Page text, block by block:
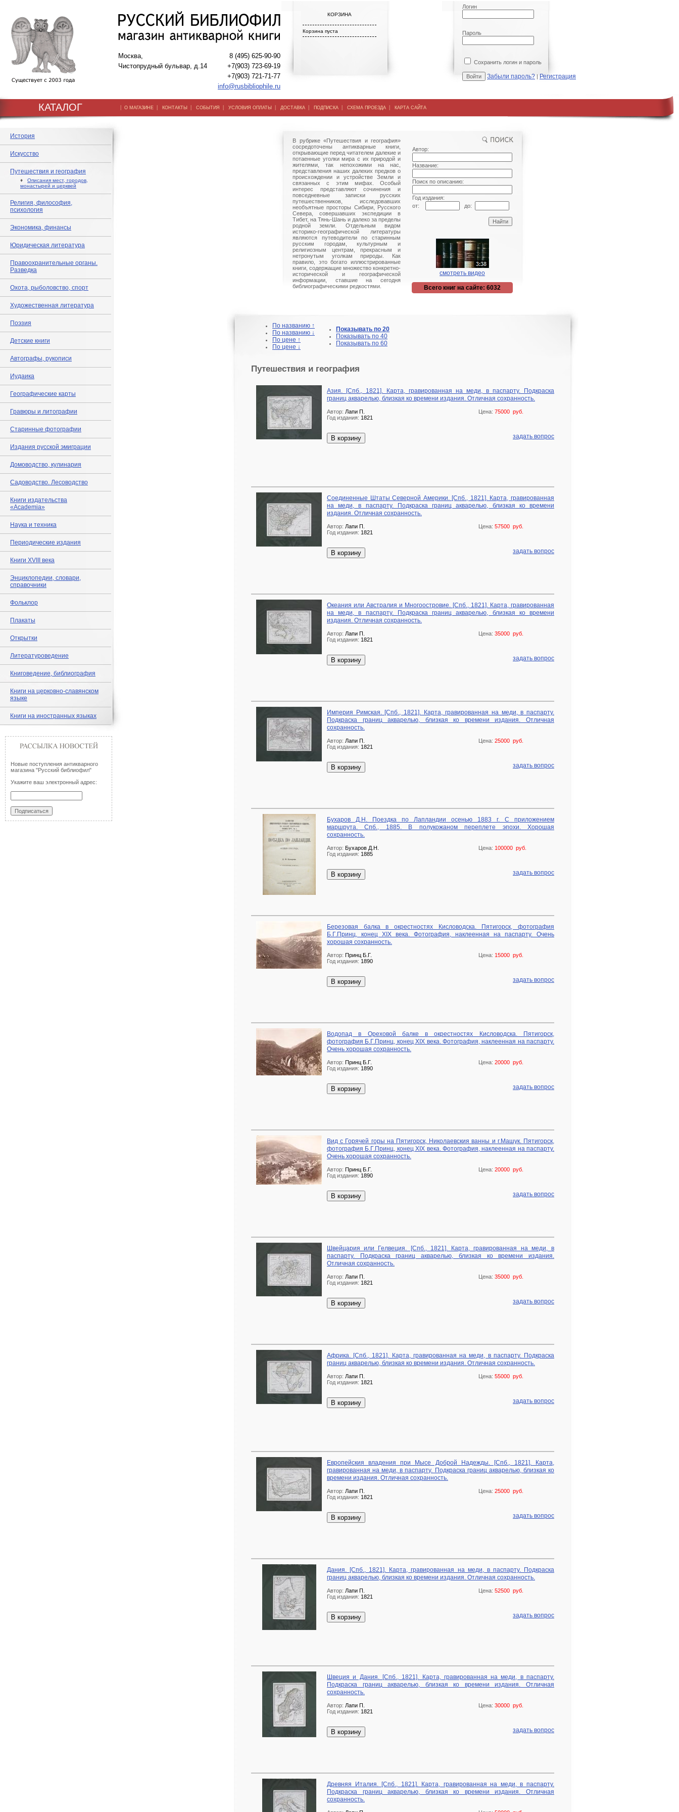
Москва,
Чистопрудный бульвар, д.14
8 (495) 625-90-90
+7(903) 723-69-19
+7(903) 721-71-77
info@rusbibliophile.ru
КОРЗИНА
Корзина пуста
Логин
Пароль
Сохранить логин и пароль
Забыли пароль? | Регистрация
КАТАЛОГ | О МАГАЗИНЕ | КОНТАКТЫ | СОБЫТИЯ | УСЛОВИЯ ОПЛАТЫ | ДОСТАВКА | ПОДПИСКА | СХЕМА ПРОЕЗДА | КАРТА САЙТА
История
Искусство
Путешествия и география
♦ Описания мест, городов,
монастырей и церквей
Религия, философия,
психология
Экономика, финансы
Юридическая литература
Правоохранительные органы.
Разведка
Охота, рыболовство, спорт
Художественная литература
Поэзия
Детские книги
Автографы, рукописи
Иудаика
Географические карты
Гравюры и литографии
Старинные фотографии
Издания русской эмиграции
Домоводство, кулинария
Садоводство. Лесоводство
Книги издательства
«Academia»
Наука и техника
Периодические издания
Книги XVIII века
Энциклопедии, словари,
справочники
Фольклор
Плакаты
Открытки
Литературоведение
Книговедение, библиография
Книги на церковно-славянском
языке
Книги на иностранных языках
Новые поступления антикварного
магазина "Русский библиофил"
Укажите ваш электронный адрес:
В рубрике «Путешествия и география»
сосредоточены антикварные книги,
открывающие перед читателем далекие и
потаенные уголки мира с их природой и
жителями, так непохожими на нас,
представления наших далеких предков о
происхождении и устройстве Земли и
связанных с этим мифах. Особый
интерес представляют сочинения и
повседневные записки русских
путешественников, исследовавших
необъятные просторы Сибири, Русского
Севера, совершавших экспедиции в
Тибет, на Тянь-Шань и далеко за пределы
родной земли. Отдельным видом
историко-географической литературы
являются путеводители по старинным
русским городам, культурным и
религиозным центрам, прекрасным и
нетронутым уголкам природы. Как
правило, это богато иллюстрированные
книги, содержащие множество конкретно-
исторической и географической
информации, ставшие на сегодня
библиографическими редкостями.
Автор:
Название:
Поиск по описанию:
Год издания:
от:
до:
смотреть видео
Всего книг на сайте: 6032
По названию ↑
По названию ↓
По цене ↑
По цене ↓
Показывать по 20
Показывать по 40
Показывать по 60
Путешествия и география
Азия. [Спб., 1821]. Карта, гравированная на меди, в паспарту. Подкраска
границ акварелью, близкая ко времени издания. Отличная сохранность.
Цена: 75000 руб.
Автор: Лапи П.
Год издания: 1821
В корзину задать вопрос
Соединенные Штаты Северной Америки. [Спб., 1821]. Карта, гравированная
на меди, в паспарту. Подкраска границ акварелью, близкая ко времени
издания. Отличная сохранность.
Цена: 57500 руб.
Автор: Лапи П.
Год издания: 1821
В корзину задать вопрос
Океания или Австралия и Многоостровие. [Спб., 1821]. Карта, гравированная
на меди, в паспарту. Подкраска границ акварелью, близкая ко времени
издания. Отличная сохранность.
Цена: 35000 руб.
Автор: Лапи П.
Год издания: 1821
В корзину задать вопрос
Империя Римская. [Спб., 1821]. Карта, гравированная на меди, в паспарту.
Подкраска границ акварелью, близкая ко времени издания. Отличная
сохранность.
Цена: 25000 руб.
Автор: Лапи П.
Год издания: 1821
В корзину задать вопрос
Бухаров Д.Н. Поездка по Лапландии осенью 1883 г. С приложением
маршрута. Спб., 1885. В полукожаном переплете эпохи. Хорошая
сохранность.
Цена: 100000 руб.
Автор: Бухаров Д.Н.
Год издания: 1885
В корзину задать вопрос
Березовая балка в окрестностях Кисловодска. Пятигорск, фотография
Б.Г.Принц, конец XIX века. Фотография, наклеенная на паспарту. Очень
хорошая сохранность.
Цена: 15000 руб.
Автор: Принц Б.Г.
Год издания: 1890
В корзину задать вопрос
Водопад в Ореховой балке в окрестностях Кисловодска. Пятигорск,
фотография Б.Г.Принц, конец XIX века. Фотография, наклеенная на паспарту.
Очень хорошая сохранность.
Цена: 20000 руб.
Автор: Принц Б.Г.
Год издания: 1890
В корзину задать вопрос
Вид с Горячей горы на Пятигорск, Николаевския ванны и г.Машук. Пятигорск,
фотография Б.Г.Принц, конец XIX века. Фотография, наклеенная на паспарту.
Очень хорошая сохранность.
Цена: 20000 руб.
Автор: Принц Б.Г.
Год издания: 1890
В корзину задать вопрос
Швейцария или Гелвеция. [Спб., 1821]. Карта, гравированная на меди, в
паспарту. Подкраска границ акварелью, близкая ко времени издания.
Отличная сохранность.
Цена: 35000 руб.
Автор: Лапи П.
Год издания: 1821
В корзину задать вопрос
Африка. [Спб., 1821]. Карта, гравированная на меди, в паспарту. Подкраска
границ акварелью, близкая ко времени издания. Отличная сохранность.
Цена: 55000 руб.
Автор: Лапи П.
Год издания: 1821
В корзину задать вопрос
Европейския владения при Мысе Доброй Надежды. [Спб., 1821]. Карта,
гравированная на меди, в паспарту. Подкраска границ акварелью, близкая ко
времени издания. Отличная сохранность.
Цена: 25000 руб.
Автор: Лапи П.
Год издания: 1821
В корзину задать вопрос
Дания. [Спб., 1821]. Карта, гравированная на меди, в паспарту. Подкраска
границ акварелью, близкая ко времени издания. Отличная сохранность.
Цена: 52500 руб.
Автор: Лапи П.
Год издания: 1821
В корзину задать вопрос
Швеция и Дания. [Спб., 1821]. Карта, гравированная на меди, в паспарту.
Подкраска границ акварелью, близкая ко времени издания. Отличная
сохранность.
Цена: 30000 руб.
Автор: Лапи П.
Год издания: 1821
В корзину задать вопрос
Древняя Италия. [Спб., 1821]. Карта, гравированная на меди, в паспарту.
Подкраска границ акварелью, близкая ко времени издания. Отличная
сохранность.